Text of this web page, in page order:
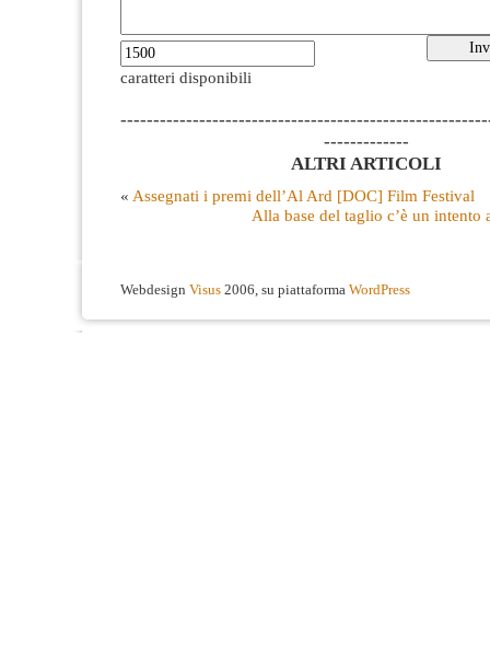
caratteri disponibili
-------------
ALTRI ARTICOLI
« Assegnati i premi dell’Al Ard [DOC] Film Festival
Alla base del taglio c’è un intento
Webdesign Visus 2006, su piattaforma WordPress